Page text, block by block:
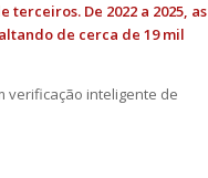
De 2022 a 2025, as
de cerca de 19 mil
verificação inteligente de